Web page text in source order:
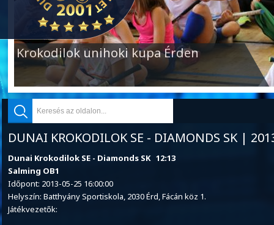
Krokodilok unihoki kupa Érden
DUNAI KROKODILOK SE - DIAMONDS SK |
Dunai Krokodilok SE - Diamonds SK 12:13
Salming OB1
Időpont: 2013-05-25 16:00:00
Helyszín: Batthyány Sportiskola, 2030 Érd, Fácán köz 1.
Játékvezetők: